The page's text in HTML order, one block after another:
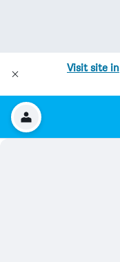
Visit site in